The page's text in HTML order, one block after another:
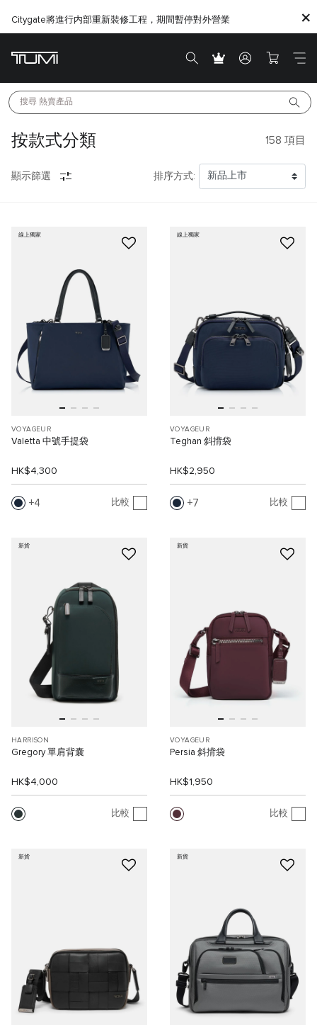
Citygate將進行内部重新裝修工程，期間暫停對外營業
搜尋 熱賣產品
按款式分類 158 項目
顯示篩選 排序方式:
線上獨家
VOYAGEUR
Valetta 中號手提袋
HK$4,300
4 比較
線上獨家
VOYAGEUR
Teghan 斜揹袋
HK$2,950
7 比較
新貨
HARRISON
Gregory 單肩背囊
HK$4,000
比較
新貨
VOYAGEUR
Persia 斜揹袋
HK$1,950
比較
新貨 新貨